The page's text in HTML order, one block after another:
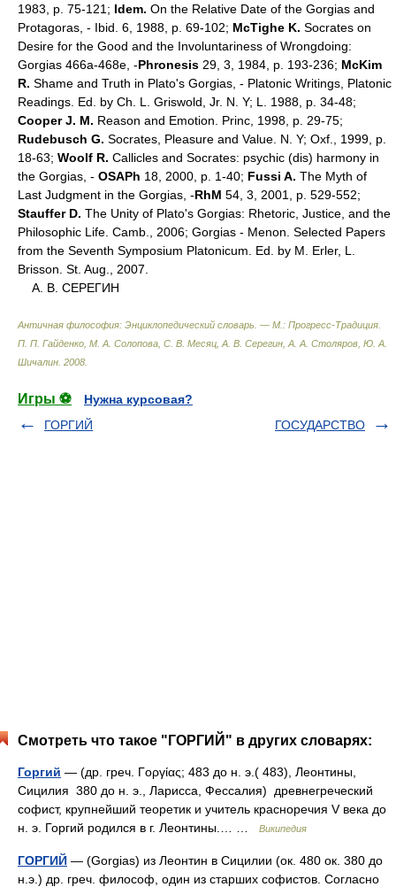
1983, p. 75-121; Idem. On the Relative Date of the Gorgias and
Protagoras, - Ibid. 6, 1988, p. 69-102; McTighe K. Socrates on
Desire for the Good and the Involuntariness of Wrongdoing:
Gorgias 466a-468e, -Phronesis 29, 3, 1984, p. 193-236; McKim
R. Shame and Truth in Plato's Gorgias, - Platonic Writings, Platonic
Readings. Ed. by Ch. L. Griswold, Jr. N. Y; L. 1988, p. 34-48;
Cooper J. M. Reason and Emotion. Princ, 1998, p. 29-75;
Rudebusch G. Socrates, Pleasure and Value. N. Y; Oxf., 1999, p.
18-63; Woolf R. Callicles and Socrates: psychic (dis) harmony in
the Gorgias, - OSAPh 18, 2000, p. 1-40; Fussi A. The Myth of
Last Judgment in the Gorgias, -RhM 54, 3, 2001, p. 529-552;
Stauffer D. The Unity of Plato's Gorgias: Rhetoric, Justice, and the
Philosophic Life. Camb., 2006; Gorgias - Menon. Selected Papers
from the Seventh Symposium Platonicum. Ed. by M. Erler, L.
Brisson. St. Aug., 2007.
А. В. СЕРЕГИН
Античная философия: Энциклопедический словарь. — М.: Прогресс-Традиция
П. П. Гайденко, М. А. Солопова, С. В. Месяц, А. В. Серегин, А. А. Столяров, Ю. А.
Шичалин 2008
Игры ⚽
Нужна курсовая?
ГОРГИЙ
ГОСУДАРСТВО
Смотреть что такое "ГОРГИЙ" в других словарях:
Горгий — (др. греч. Γοργίας; 483 до н. э.( 483), Леонтины,
Сицилия 380 до н. э., Ларисса, Фессалия) древнегреческий
софист, крупнейший теоретик и учитель красноречия V века до
н. э. Горгий родился в г. Леонтины.… …
Википедия
ГОРГИЙ — (Gorgias) из Леонтин в Сицилии (ок. 480 ок. 380 до
н.э.) др. греч. философ, один из старших софистов. Согласно